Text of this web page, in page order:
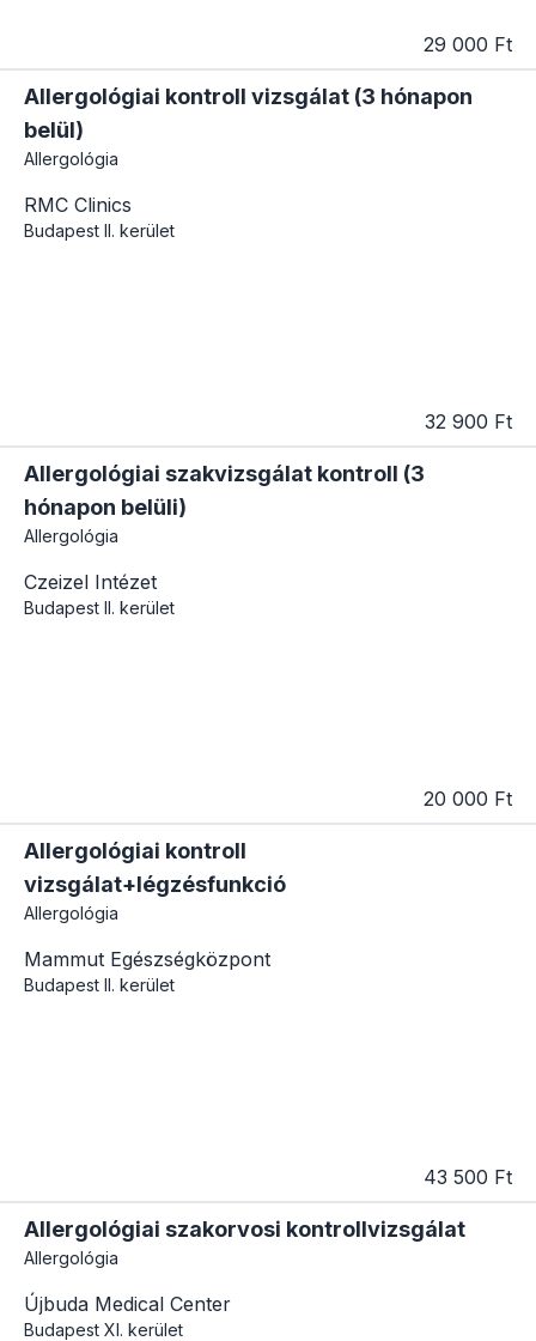
29 000 Ft
Allergológiai kontroll vizsgálat (3 hónapon
belül)
Allergológia
RMC Clinics
Budapest II. kerület
32 900 Ft
Allergológiai szakvizsgálat kontroll (3
hónapon belüli)
Allergológia
Czeizel Intézet
Budapest II. kerület
20 000 Ft
Allergológiai kontroll
vizsgálat+légzésfunkció
Allergológia
Mammut Egészségközpont
Budapest II. kerület
43 500 Ft
Allergológiai szakorvosi kontrollvizsgálat
Allergológia
Újbuda Medical Center
Budapest XI. kerület